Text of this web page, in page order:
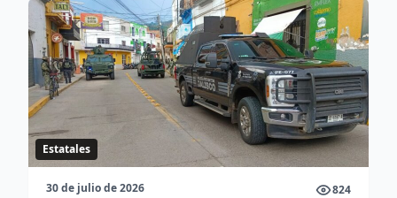
Estatales
30 de julio de 2026 824